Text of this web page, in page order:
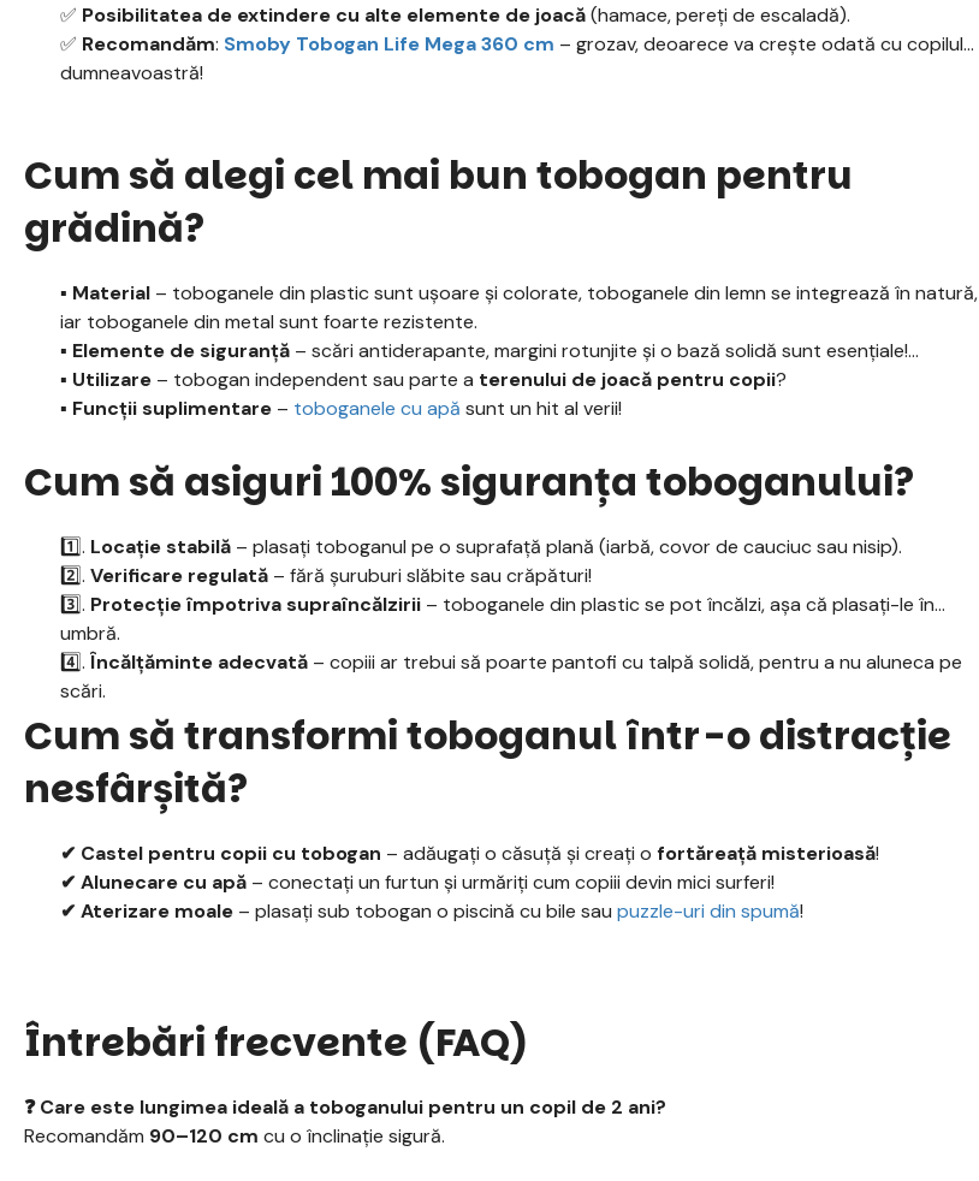
✅ Posibilitatea de extindere cu alte elemente de joacă(hamace, pereți de escaladă).
✅ Recomandăm: Smoby Tobogan Life Mega 360 cm – grozav, deoarece va crește odată cu copilul
dumneavoastră!
Cum să alegi cel mai bun tobogan pentru
grădină?
▪️ Material – toboganele din plastic sunt ușoare și colorate, toboganele din lemn se integrează în natură,
iar toboganele din metal sunt foarte rezistente.
▪️ Elemente de siguranță – scări antiderapante, margini rotunjite și o bază solidă sunt esențiale!
▪️ Utilizare – tobogan independent sau parte a terenului de joacă pentru copii?
▪️ Funcții suplimentare – toboganele cu apă sunt un hit al verii!
Cum să asiguri 100% siguranța toboganului?
1️⃣. Locație stabilă – plasați toboganul pe o suprafață plană (iarbă, covor de cauciuc sau nisip).
2️⃣. Verificare regulată – fără șuruburi slăbite sau crăpături!
3️⃣. Protecție împotriva supraîncălzirii – toboganele din plastic se pot încălzi, așa că plasați-le în
umbră.
4️⃣. Încălțăminte adecvată – copiii ar trebui să poarte pantofi cu talpă solidă, pentru a nu aluneca pe
scări.
Cum să transformi toboganul într-o distracție
nesfârșită?
✔ Castel pentru copii cu tobogan – adăugați o căsuță și creați o fortăreață misterioasă!
✔ Alunecare cu apă – conectați un furtun și urmăriți cum copiii devin mici surferi!
✔ Aterizare moale – plasați sub tobogan o piscină cu bile sau puzzle-uri din spumă!
Întrebări frecvente (FAQ)
❓ Care este lungimea ideală a toboganului pentru un copil de 2 ani?
Recomandăm 90–120 cm cu o înclinație sigură.